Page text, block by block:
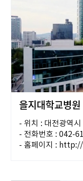
을지대학교병원
- 위치 : 대전광역
- 전화번호 : 042-
- 홈페이지 :